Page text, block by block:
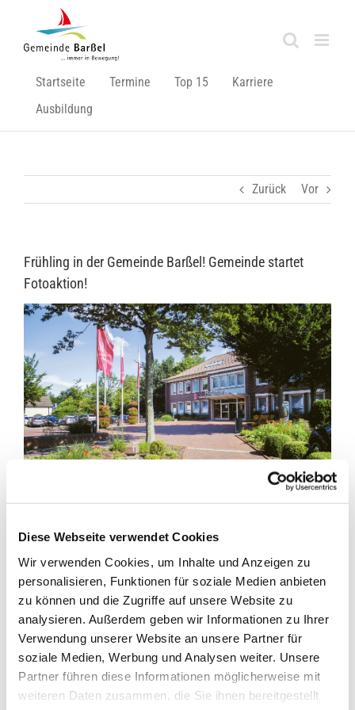
Diese Webseite verwendet Cookies
Wir verwenden Cookies, um Inhalte und Anzeigen zu
personalisieren, Funktionen für soziale Medien anbieten
zu können und die Zugriffe auf unsere Website zu
analysieren. Außerdem geben wir Informationen zu Ihrer
Verwendung unserer Website an unsere Partner für
soziale Medien, Werbung und Analysen weiter. Unsere
Partner führen diese Informationen möglicherweise mit
weiteren Daten zusammen, die Sie ihnen bereitgestellt
springen
Startseite Termine Top 15
Karriere
Ausbildung
Zurück Vor
Frühling in der Gemeinde Barßel! Gemeinde startet
Fotoaktion!
Zeige
grösseres
Bild
Gemeinde startet Fotoaktion!
Schicken Sie uns Ihr schönstes Frühlingsbild
aus der
Gemeinde Barßel!
Haben Sie den Frühling mit Ihrer Kamera irgendwo im
Gemeindegebiet eingefangen?
Dann schicken Sie es uns zur Veröffentlichung auf unserer
Homepage. Jedes Wochenende wird in der Zeit bis zum 31.